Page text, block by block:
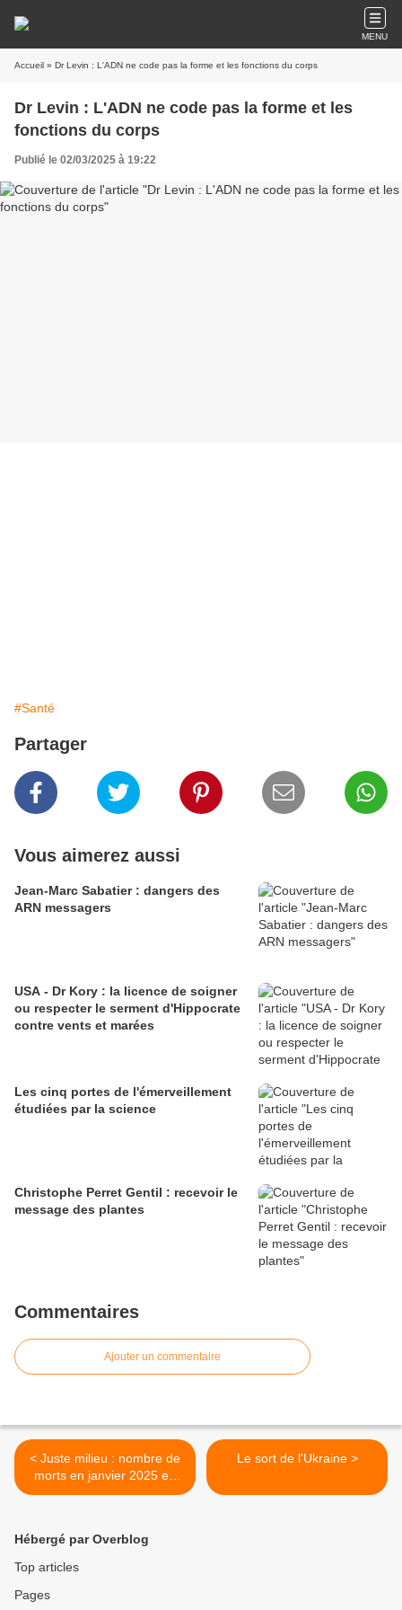
MENU
Accueil » Dr Levin : L'ADN ne code pas la forme et les fonctions du corps
Dr Levin : L'ADN ne code pas la forme et les
fonctions du corps
Publié le 02/03/2025 à 19:22
#Santé
Partager
Vous aimerez aussi
Jean-Marc Sabatier : dangers des
ARN messagers
USA - Dr Kory : la licence de soigner
ou respecter le serment d'Hippocrate
contre vents et marées
Les cinq portes de l'émerveillement
étudiées par la science
Christophe Perret Gentil : recevoir le
message des plantes
Commentaires
Ajouter un commentaire
< Juste milieu : nombre de
morts en janvier 2025 en
France comparé à la
Le sort de l'Ukraine >
Hébergé par Overblog
Top articles
Pages